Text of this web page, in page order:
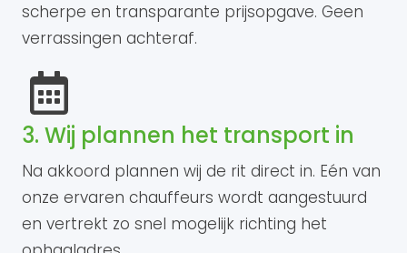
scherpe en transparante prijsopgave. Geen
verrassingen achteraf.
3. Wij plannen het transport in
Na akkoord plannen wij de rit direct in. Eén van
onze ervaren chauffeurs wordt aangestuurd
en vertrekt zo snel mogelijk richting het